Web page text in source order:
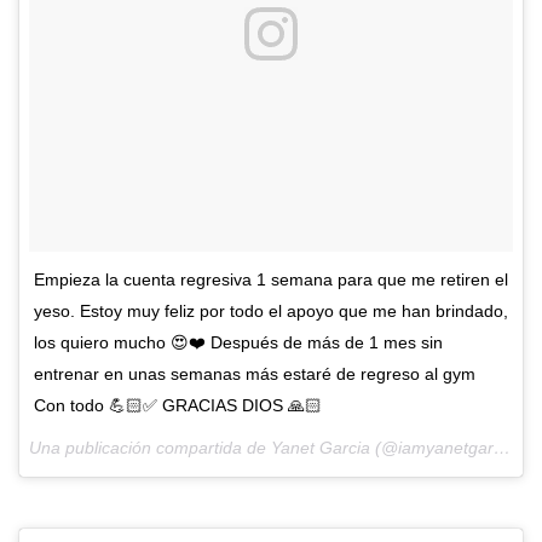
Empieza la cuenta regresiva 1 semana para que me retiren el
yeso. Estoy muy feliz por todo el apoyo que me han brindado,
los quiero mucho 😍❤️ Después de más de 1 mes sin
entrenar en unas semanas más estaré de regreso al gym
Con todo 💪🏻✅ GRACIAS DIOS 🙏🏻
Una publicación compartida de Yanet Garcia (@iamyanetgarcia) el